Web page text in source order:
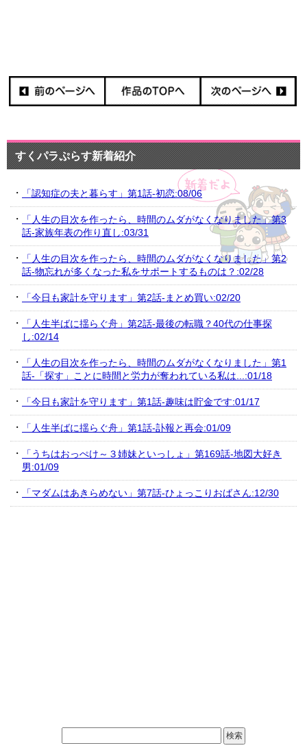
すくパラぷらす新着紹介
「認知症の夫と暮らす」第1話-初恋:08/06
「人生の目次を作ったら、時間のムダがなくなりました」第3
話-家族年表の作り直し:03/31
「人生の目次を作ったら、時間のムダがなくなりました」第2
話-物忘れが多くなった私をサポートするものは？:02/28
「今日も家計を守ります」第2話-まとめ買い:02/20
「人生半ばに揺らぐ舟」第2話-最後の転職？40代の仕事探
し:02/14
「人生の目次を作ったら、時間のムダがなくなりました」第1
話-「探す」ことに時間と労力が奪われている私は...:01/18
「今日も家計を守ります」第1話-趣味は貯金です:01/17
「人生半ばに揺らぐ舟」第1話-訃報と再会:01/09
「うちはおっぺけ～３姉妹といっしょ」第169話-地図大好き
男:01/09
「マダムはあきらめない」第7話-ひょっこりおばさん:12/30